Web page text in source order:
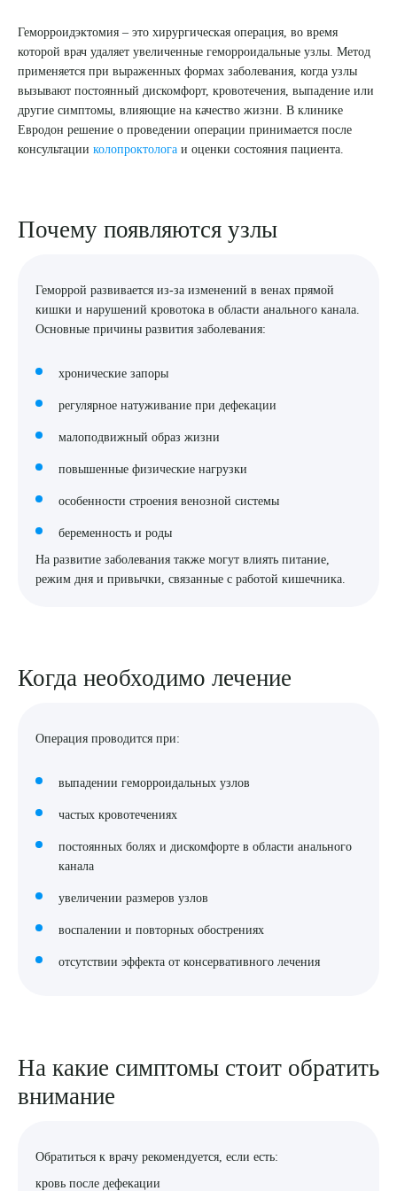
8 (863) 309-05-06
ЗАКАЗАТЬ ЗВОНОК
ЗАПИСЬ ОНЛАЙН
Геморроидэктомия – это хирургическая операция, во время
которой врач удаляет увеличенные геморроидальные узлы. Метод
применяется при выраженных формах заболевания, когда узлы
вызывают постоянный дискомфорт, кровотечения, выпадение или
другие симптомы, влияющие на качество жизни. В клинике
Евродон решение о проведении операции принимается после
консультации колопроктолога и оценки состояния пациента.
Почему появляются узлы
Геморрой развивается из-за изменений в венах прямой
кишки и нарушений кровотока в области анального канала.
Основные причины развития заболевания:
хронические запоры
регулярное натуживание при дефекации
малоподвижный образ жизни
повышенные физические нагрузки
особенности строения венозной системы
беременность и роды
На развитие заболевания также могут влиять питание,
режим дня и привычки, связанные с работой кишечника.
Когда необходимо лечение
Операция проводится при:
выпадении геморроидальных узлов
частых кровотечениях
постоянных болях и дискомфорте в области анального
канала
увеличении размеров узлов
воспалении и повторных обострениях
отсутствии эффекта от консервативного лечения
На какие симптомы стоит обратить
внимание
Обратиться к врачу рекомендуется, если есть:
кровь после дефекации